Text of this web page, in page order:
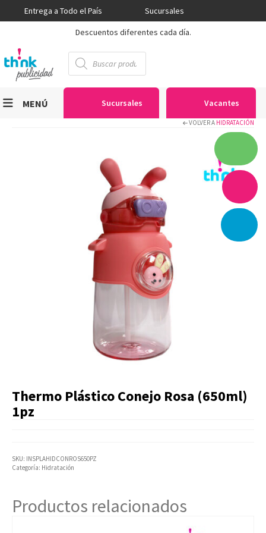
Entrega a Todo el País
Sucursales
Descuentos diferentes cada día.
Búsqueda
de
productos
Sucursales Vacantes
MENÚ
Sublimación
Serigrafía
Gran Formato
Textiles
Seguridad
Artículos Varios
Catálogos
Facturación
Listas de Precios
VOLVER A HIDRATACIÓN
Thermo Plástico Conejo Rosa (650ml)
1pz
SKU: INSPLAHIDCONROS650PZ
Categoría: Hidratación
Productos relacionados